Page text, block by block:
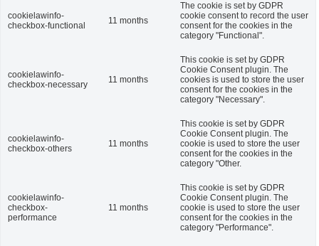
cookielawinfo-
checkbox-functional
11 months
The cookie is set by GDPR
cookie consent to record the user
consent for the cookies in the
category "Functional".
cookielawinfo-
checkbox-necessary
11 months
This cookie is set by GDPR
Cookie Consent plugin. The
cookies is used to store the user
consent for the cookies in the
category "Necessary".
cookielawinfo-
checkbox-others
11 months
This cookie is set by GDPR
Cookie Consent plugin. The
cookie is used to store the user
consent for the cookies in the
category "Other.
cookielawinfo-
checkbox-
performance
11 months
This cookie is set by GDPR
Cookie Consent plugin. The
cookie is used to store the user
consent for the cookies in the
category "Performance".